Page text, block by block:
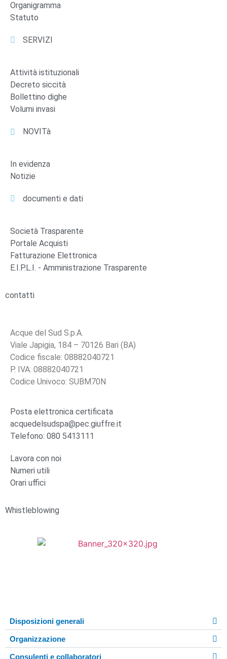
Organigramma
Statuto
SERVIZI
Attività istituzionali
Decreto siccità
Bollettino dighe
Volumi invasi
NOVITà
In evidenza
Notizie
documenti e dati
Società Trasparente
Portale Acquisti
Fatturazione Elettronica
E.I.P.L.I. - Amministrazione Trasparente
contatti
Acque del Sud S.p.A.
Viale Japigia, 184 – 70126 Bari (BA)
Codice fiscale: 08882040721
P. IVA: 08882040721
Codice Univoco: SUBM70N
Posta elettronica certificata
acquedelsudspa@pec.giuffre.it
Telefono: 080 5413111
Lavora con noi
Numeri utili
Orari uffici
Whistleblowing
Disposizioni generali
Organizzazione
Consulenti e collaboratori